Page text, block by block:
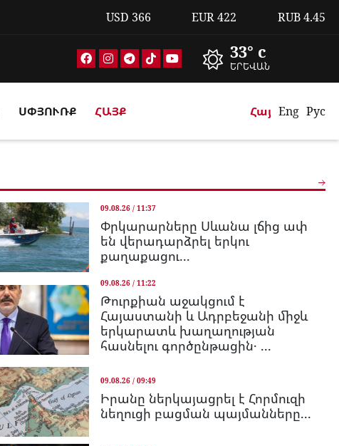
USD 366 EUR422 RUB4.45
33° c
ԵՐԵՎԱՆ
ՍՓՅՈՒՌՔ ՀԱՅՔ Հայ Eng Рус
09.08.26 / 11:37
Փրկարարները Սևանա լճից ափ
են վերադարձրել երկու
քաղաքացու...
09.08.26 / 11:22
Թուրքիան աջակցում է
Հայաստանի և Ադրբեջանի միջև
երկարատև խաղաղության
հասնելու գործընթացին․ ...
09.08.26 / 09:49
Իրանը ներկայացրել է Հորմուզի
նեղուցի բացման պայմանները...